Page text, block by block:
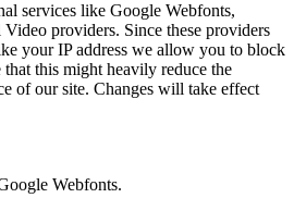
services like Google Webfonts,
providers. Since these providers
your IP address we allow you to block
that this might heavily reduce the
of our site. Changes will take effect
Webfonts.